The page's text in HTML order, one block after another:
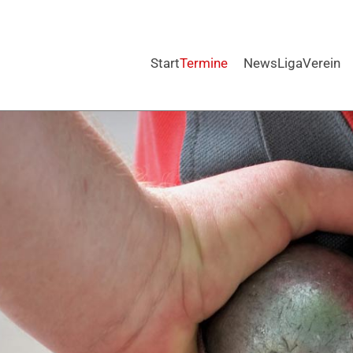
StartTermine NewsLigaVerein